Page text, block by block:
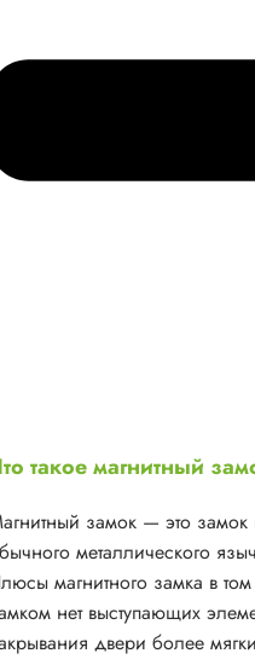
такое магнитный
замок — это замок
металлического
магнитного замка в
нет выступающих
двери более